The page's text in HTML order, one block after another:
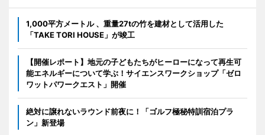
1,000平方メートル 、重量27tの竹を建材として活用した
「TAKE TORI HOUSE」が竣工
【開催レポート】地元の子どもたちがヒーローになって再生可
能エネルギーについて学ぶ！サイエンスワークショップ「ゼロ
ワットパワークエスト」開催
絶対に譲れないラウンド前夜に！「ゴルフ極秘特訓宿泊プラ
ン」新登場